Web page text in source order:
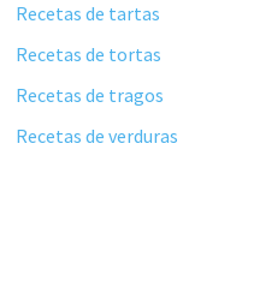
Recetas de tartas
Recetas de tortas
Recetas de tragos
Recetas de verduras